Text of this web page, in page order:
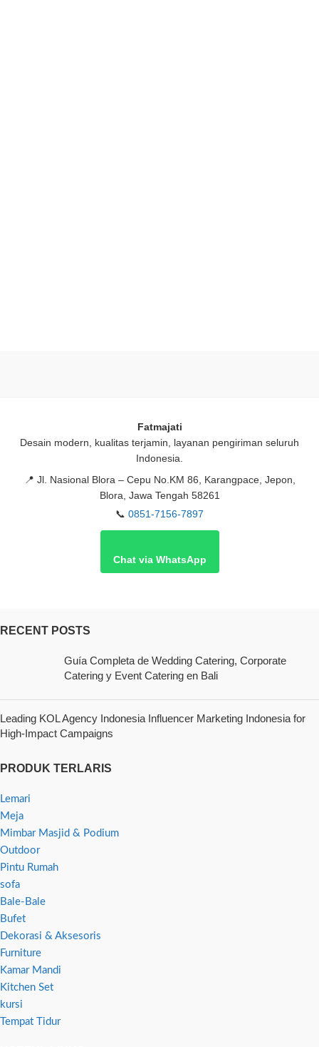
Fatmajati
Desain modern, kualitas terjamin, layanan pengiriman seluruh
Indonesia.
📍 Jl. Nasional Blora – Cepu No.KM 86, Karangpace, Jepon,
Blora, Jawa Tengah 58261
📞 0851-7156-7897
Chat via WhatsApp
RECENT POSTS
Guía Completa de Wedding Catering, Corporate
Catering y Event Catering en Bali
Leading KOL Agency Indonesia Influencer Marketing Indonesia for
High-Impact Campaigns
PRODUK TERLARIS
Lemari
Meja
Mimbar Masjid & Podium
Outdoor
Pintu Rumah
sofa
Bale-Bale
Bufet
Dekorasi & Aksesoris
Furniture
Kamar Mandi
Kitchen Set
kursi
Tempat Tidur